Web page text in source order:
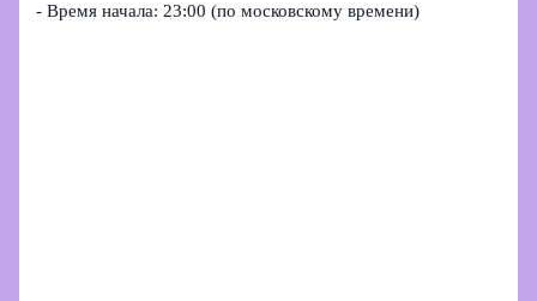
- Время начала: 23:00 (по московскому времени)